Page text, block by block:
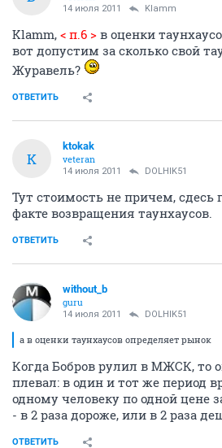
14 июля 2011 Klamm
Klamm, < п.6 > в оценки
вот допустим за сколько свой
Журавель?
ОТВЕТИТЬ
K
ktokak
veteran
14 июля 2011 DOLHIK51
Тут стоимость не причем, сдесь
факте возвращения таунхаусов.
ОТВЕТИТЬ
without_b
guru
14 июля 2011 DOLHIK51
а в оценки таунхаусов определяет рынок
Когда Бобров рулил в МЖСК, то
плевал: в один и тот же период
одному человеку по одной цене
- в 2 раза дороже, или в 2 раза
ОТВЕТИТЬ